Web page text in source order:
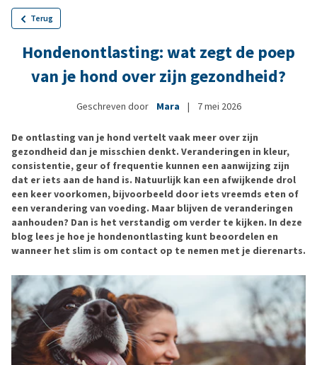
Terug
Hondenontlasting: wat zegt de poep
van je hond over zijn gezondheid?
Geschreven door Mara | 7 mei 2026
De ontlasting van je hond vertelt vaak meer over zijn
gezondheid dan je misschien denkt. Veranderingen in kleur,
consistentie, geur of frequentie kunnen een aanwijzing zijn
dat er iets aan de hand is. Natuurlijk kan een afwijkende drol
een keer voorkomen, bijvoorbeeld door iets vreemds eten of
een verandering van voeding. Maar blijven de veranderingen
aanhouden? Dan is het verstandig om verder te kijken. In deze
blog lees je hoe je hondenontlasting kunt beoordelen en
wanneer het slim is om contact op te nemen met je dierenarts.